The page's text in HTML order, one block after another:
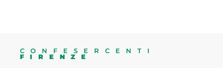
CONFESERCENTI
FIRENZE